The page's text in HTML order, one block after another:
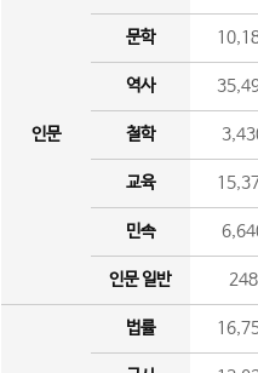
인문
문학
역사
철학
교육
민속
인문 일반 248
법률